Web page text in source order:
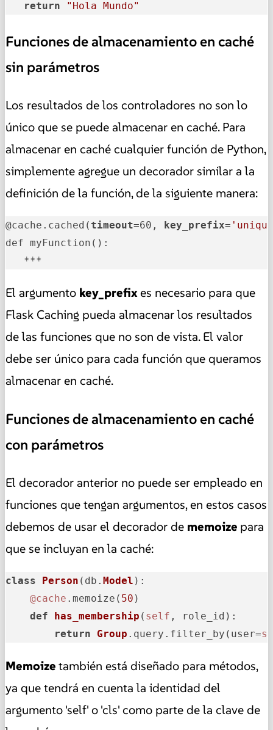
return
"Hola Mundo"
Funciones de almacenamiento en caché
sin parámetros
Los resultados de los controladores no son lo
único que se puede almacenar en caché. Para
almacenar en caché cualquier función de Python,
simplemente agregue un decorador similar a la
definición de la función, de la siguiente manera:
@cache.cached( timeout=60, key_prefix=
def myFunction():
***
El argumento key_prefixes necesario para que
Flask Caching pueda almacenar los resultados
de las funciones que no son de vista. El valor
debe ser único para cada función que queramos
almacenar en caché.
Funciones de almacenamiento en caché
con parámetros
El decorador anterior no puede ser empleado en
funciones que tengan argumentos, en estos casos
debemos de usar el decorador de memoize para
que se incluyan en la caché:
class Person (db. Model ):
@cache .memoize( 50 )
def
has_membership ( self , role_id ):
return
Group .query.filter_by(user=
Memoizetambién está diseñado para métodos,
ya que tendrá en cuenta la identidad del
argumento 'self' o 'cls' como parte de la clave de